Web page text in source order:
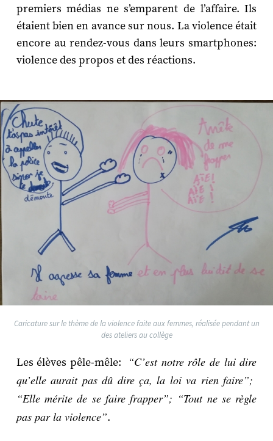
premiers médias ne s’emparent de l’affaire. Ils
étaient bien en avance sur nous. La violence était
encore au rendez-vous dans leurs smartphones:
violence des propos et des réactions.
Caricature sur le thème de la violence faite aux femmes, réalisée pendant un
des ateliers au collège
Les élèves pêle-mêle:
“C’est notre rôle de lui dire
qu’elle aurait pas dû dire ça, la loi va rien faire”;
“Elle mérite de se faire frapper”; “Tout ne se règle
pas par la violence”.